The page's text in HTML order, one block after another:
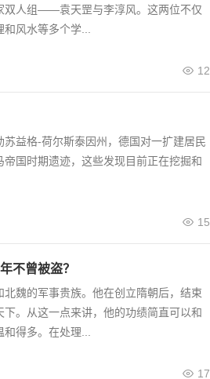
双人组——袁天罡与李淳风。这两位不仅
风水等多个学...
12
益格-荷尔斯泰因州，德国对一扩建居民
国时期遗迹，这些发现目前正在挖掘和
15
不曾被盗？
魏的军事贵族。他在创立隋朝后，结束
。从这一点来讲，他的功绩简直可以和
得多。在处理...
17